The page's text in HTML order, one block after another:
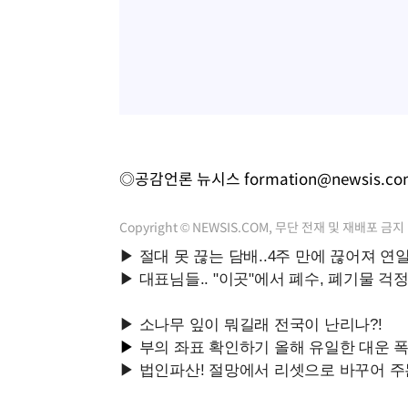
◎공감언론 뉴시스
Copyright © NEWSIS.COM, 무단 전재 및 재배포 금지